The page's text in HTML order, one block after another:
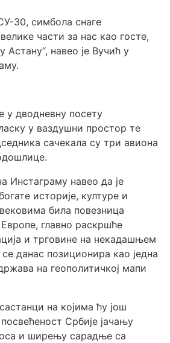
30, симбола снаге
части за нас као госте,
навео је Вучић у
у дводневну посету
у ваздушни простор те
сачекала су три авиона
Инстаграму навео да је
историје, културе и
вековима била повезница
главно раскршће
и трговине на некадашњем
данас позиционира као једна
на геополитичкој мапи
на којима ћу још
Србије јачању
и ширењу сарадње са